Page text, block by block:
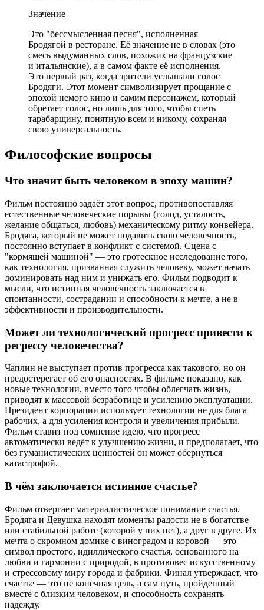
Значение
Это "бессмысленная песня", исполненная
Бродягой в ресторане. Её значение не в словах (это
смесь выдуманных слов, похожих на французские
и итальянские), а в самом факте её исполнения.
Это первый раз, когда зрители услышали голос
Бродяги. Этот момент символизирует прощание с
эпохой немого кино и самим персонажем, который
обретает голос, но лишь для того, чтобы спеть
тарабарщину, понятную всем и никому, сохраняя
свою универсальность.
Философские вопросы
Что значит быть человеком в эпоху машин?
Фильм постоянно задаёт этот вопрос, противопоставляя
естественные человеческие порывы (голод, усталость,
желание общаться, любовь) механическому ритму конвейера.
Бродяга, который не может подавить свою человечность,
постоянно вступает в конфликт с системой. Сцена с
"кормящей машиной" — это гротескное исследование того,
как технология, призванная служить человеку, может начать
доминировать над ним и унижать его. Фильм подводит к
мысли, что истинная человечность заключается в
спонтанности, сострадании и способности к мечте, а не в
эффективности и производительности.
Может ли технологический прогресс привести к
регрессу человечества?
Чаплин не выступает против прогресса как такового, но он
предостерегает об его опасностях. В фильме показано, как
новые технологии, вместо того чтобы облегчать жизнь,
приводят к массовой безработице и усилению эксплуатации.
Президент корпорации использует технологии не для блага
рабочих, а для усиления контроля и увеличения прибыли.
Фильм ставит под сомнение идею, что прогресс
автоматически ведёт к улучшению жизни, и предполагает, что
без гуманистических ценностей он может обернуться
катастрофой.
В чём заключается истинное счастье?
Фильм отвергает материалистическое понимание счастья.
Бродяга и Девушка находят моменты радости не в богатстве
или стабильной работе (которой у них нет), а друг в друге. Их
мечта о скромном домике с виноградом и коровой — это
символ простого, идиллического счастья, основанного на
любви и гармонии с природой, в противовес искусственному
и стрессовому миру города и фабрики. Финал утверждает, что
счастье — это не конечная цель, а сам путь, пройденный
вместе с близким человеком, и способность сохранять
надежду.